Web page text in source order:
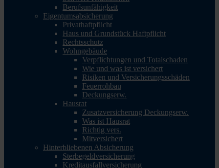
Berufsunfähigkeit
Eigentumsabsicherung
Privathaftpflicht
Haus und Grundstück Haftpflicht
Rechtsschutz
Wohngebäude
Verpflichtungen und Totalschaden
Wie und was ist versichert
Risiken und Versicherungsschäden
Feuerrohbau
Deckungserw.
Hausrat
Zusatzversicherung Deckungserw.
Was ist Hausrat
Richtig vers.
Mitversichert
Hinterbliebenen Absicherung
Sterbegeldversicherung
Kreditausfallversicherung